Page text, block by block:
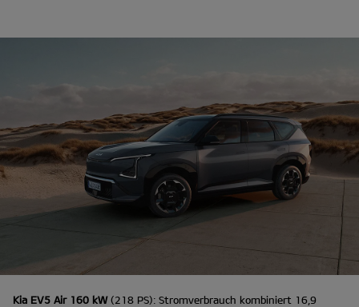
Kia EV5 Air 160 kW(218 PS): Stromverbrauch kombiniert 16,9